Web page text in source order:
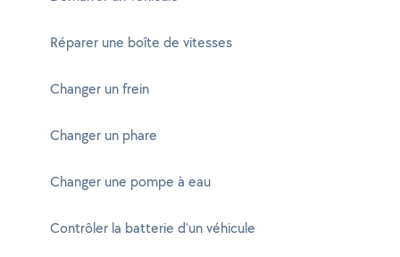
Réparer une boîte de vitesses
Changer un frein
Changer un phare
Changer une pompe à eau
Contrôler la batterie d'un véhicule